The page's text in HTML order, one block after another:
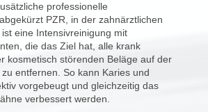
professionelle
PZR, in der zahnärztlichen
eine Intensivreinigung mit
die das Ziel hat, alle krank
kosmetisch störenden Beläge auf der
entfernen. So kann Karies und
vorgebeugt und gleichzeitig das
verbessert werden.